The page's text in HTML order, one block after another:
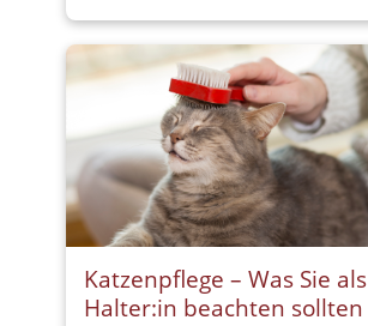
Katzenpflege – Was Sie als
Halter:in beachten sollten